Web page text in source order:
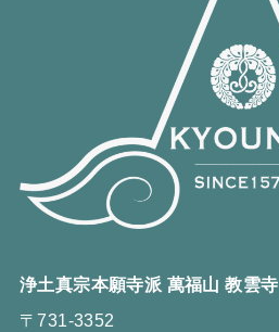
浄土真宗本願寺派 萬福山 教雲寺
〒731-3352